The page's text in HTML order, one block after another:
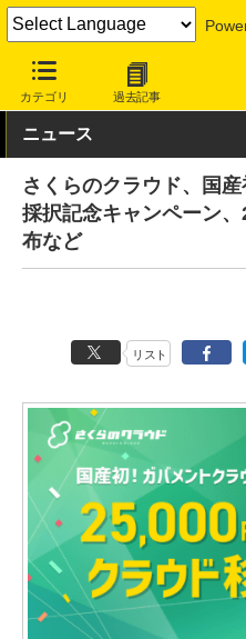
カテゴリ 過去記事
INTERNET Watch サービス/ソフ
ニュース
さくらのクラウド、国
採択記念キャンペーン
布など
リスト